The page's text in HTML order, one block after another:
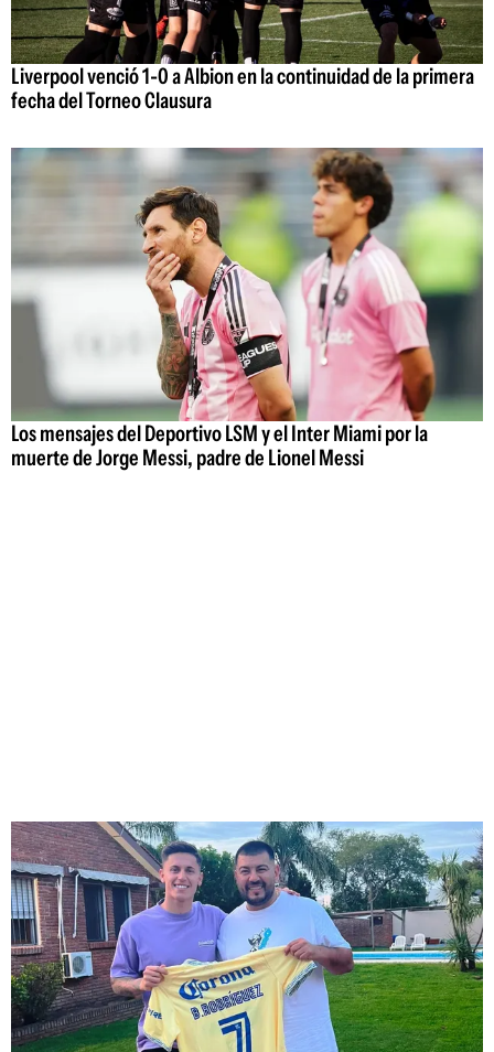
Liverpool venció 1-0 a Albion en la continuidad de la primera
fecha del Torneo Clausura
Los mensajes del Deportivo LSM y el Inter Miami por la
muerte de Jorge Messi, padre de Lionel Messi